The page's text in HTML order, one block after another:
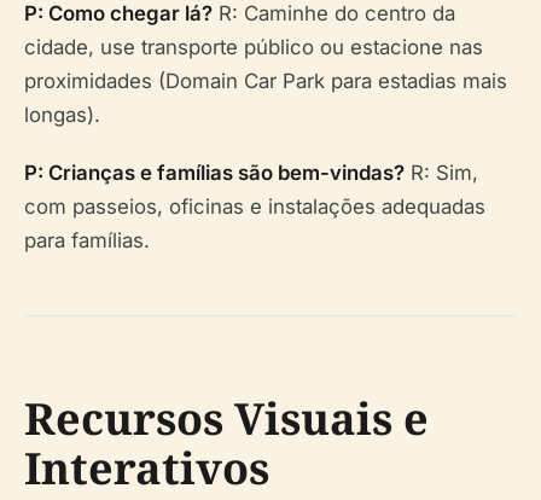
P: Como chegar lá? R: Caminhe do centro da
cidade, use transporte público ou estacione nas
proximidades (Domain Car Park para estadias mais
longas).
P: Crianças e famílias são bem-vindas? R: Sim,
com passeios, oficinas e instalações adequadas
para famílias.
Recursos Visuais e
Interativos